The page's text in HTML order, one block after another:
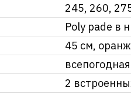
245, 260,
Poly pade в
45 см,
2